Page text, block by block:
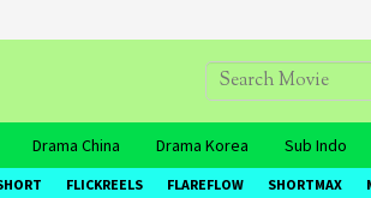
Drama China Drama Korea Sub Indo
FLICKREELS FLAREFLOW SHORTMAX